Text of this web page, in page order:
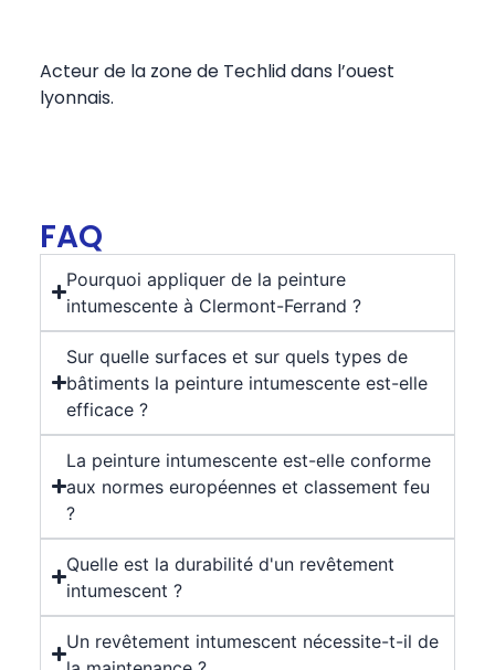
Acteur de la zone de Techlid dans l’ouest
lyonnais.
FAQ
Pourquoi appliquer de la peinture
intumescente à Clermont-Ferrand ?
Sur quelle surfaces et sur quels types de
bâtiments la peinture intumescente est-elle
efficace ?
La peinture intumescente est-elle conforme
aux normes européennes et classement feu
?
Quelle est la durabilité d'un revêtement
intumescent ?
Un revêtement intumescent nécessite-t-il de